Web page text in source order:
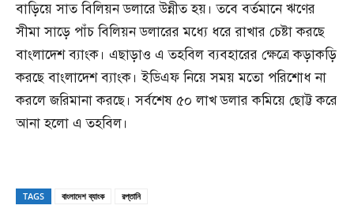
বাড়িয়ে সাত বিলিয়ন ডলারে উন্নীত হয়। তবে বর্তমানে ঋণের
সীমা সাড়ে পাঁচ বিলিয়ন ডলারের মধ্যে ধরে রাখার চেষ্টা করছে
বাংলাদেশ ব্যাংক। এছাড়াও এ তহবিল ব্যবহারের ক্ষেত্রে কড়াকড়ি
করছে বাংলাদেশ ব্যাংক। ইডিএফ নিয়ে সময় মতো পরিশোধ না
করলে জরিমানা করছে। সর্বশেষ ৫০ লাখ ডলার কমিয়ে ছোট্ট করে
আনা হলো এ তহবিল।
TAGS বাংলাদেশ ব্যাংক রপ্তানি